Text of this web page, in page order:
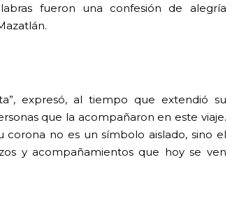
fueron una confesión de alegría
expresó, al tiempo que extendió su
que la acompañaron en este viaje.
corona no es un símbolo aislado, sino el
y acompañamientos que hoy se ven